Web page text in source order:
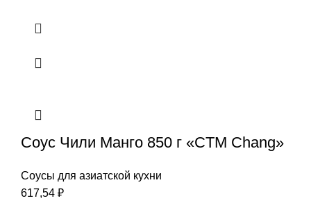
Соус Чили Манго 850 г «CTM Chang»
Соусы для азиатской кухни
617,54 ₽